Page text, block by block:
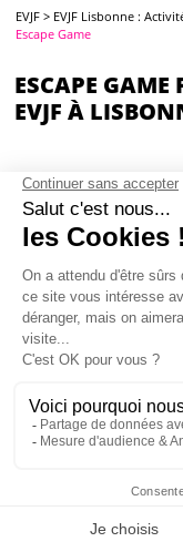
EVJF > EVJF Lisbonne :
Escape Game
ESCAPE
EVJF À
OPTIONS
Choisir une ou
CONTENU
60 min de
1 ou
Mon EVJF à